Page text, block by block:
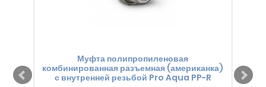
Муфта полипропиленовая
комбинированная разъемная (американка)
с внутренней резьбой Pro Aqua PP-R